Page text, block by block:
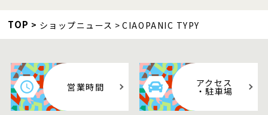
TOP ショップニュース CIAOPANIC TYPY
営業時間 アクセス
・駐車場